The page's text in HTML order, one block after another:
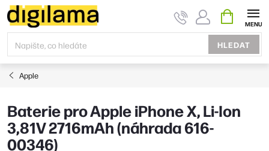
Přejít
na
obsah
HLEDAT
KOŠÍK
Apple
Baterie pro Apple iPhone X, Li-Ion
3,81V 2716mAh (náhrada 616-
00346)